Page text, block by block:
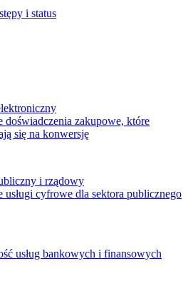
i status
doświadczenia zakupowe, które
się na konwersję
i rządowy
usługi cyfrowe dla sektora publicznego
usług bankowych i finansowych